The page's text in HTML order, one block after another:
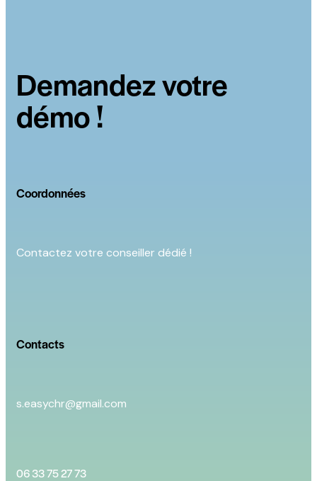
Demandez votre
démo !
Coordonnées
Contactez votre conseiller dédié !
Contacts
s.easychr@gmail.com
06 33 75 27 73